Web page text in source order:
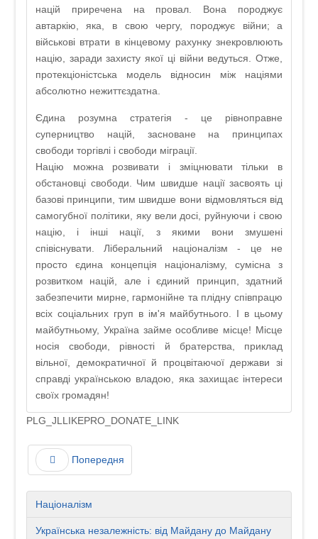
націй приречена на провал. Вона породжує
автаркію, яка, в свою чергу, породжує війни; а
військові втрати в кінцевому рахунку знекровлюють
націю, заради захисту якої ці війни ведуться. Отже,
протекціоністська модель відносин між націями
абсолютно нежиттєздатна.
Єдина розумна стратегія - це рівноправне
суперництво націй, засноване на принципах
свободи торгівлі і свободи міграції.
Націю можна розвивати і зміцнювати тільки в
обстановці свободи. Чим швидше нації засвоять ці
базові принципи, тим швидше вони відмовляться від
самогубної політики, яку вели досі, руйнуючи і свою
націю, і інші нації, з якими вони змушені
співіснувати. Ліберальний націоналізм - це не
просто єдина концепція націоналізму, сумісна з
розвитком націй, але і єдиний принцип, здатний
забезпечити мирне, гармонійне та плідну співпрацю
всіх соціальних груп в ім'я майбутнього. І в цьому
майбутньому, Україна займе особливе місце! Місце
носія свободи, рівності й братерства, приклад
вільної, демократичної й процвітаючої держави зі
справді українською владою, яка захищає інтереси
своїх громадян!
PLG_JLLIKEPRO_DONATE_LINK
Попередня
Націоналізм
Українська незалежність: від Майдану до Майдану